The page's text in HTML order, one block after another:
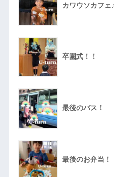
カワウソカフェ♪
卒園式！！
最後のバス！
最後のお弁当！